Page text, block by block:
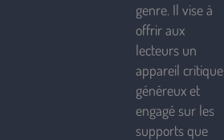
genre. Il vise à
offrir aux
lecteurs un
appareil critique
généreux et
engagé sur les
supports que